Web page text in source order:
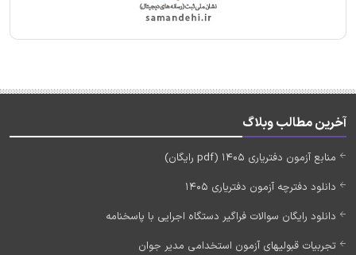
آخرین مطالب وبلاگ
منابع آزمون دفتریاری 1405 (pdf رایگان)
دانلود دفترچه آزمون دفتریاری 1405
دانلود رایگان سوالات فراگیر دستگاه اجرایی با پاسخنامه
تجربیات قبولیهای آزمون استخدامی مدیر جوان